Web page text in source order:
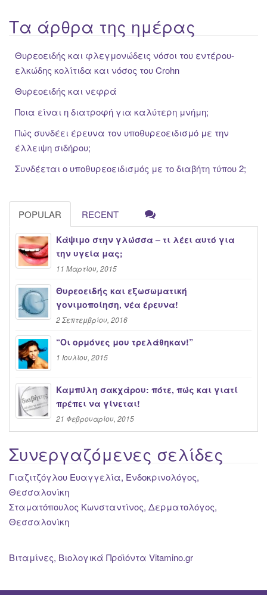
Τα άρθρα της ημέρας
Θυρεοειδής και φλεγμονώδεις νόσοι του εντέρου-
ελκώδης κολίτιδα και νόσος του Crohn
Θυρεοειδής και νεφρά
Ποια είναι η διατροφή για καλύτερη μνήμη;
Πώς συνδέει έρευνα τον υποθυρεοειδισμό με την
έλλειψη σιδήρου;
Συνδέεται ο υποθυρεοειδισμός με το διαβήτη τύπου 2;
POPULAR RECENT
Κάψιμο στην γλώσσα – τι λέει αυτό για
την υγεία μας;
11 Μαρτίου, 2015
Θυρεοειδής και εξωσωματική
γονιμοποίηση, νέα έρευνα!
2 Σεπτεμβρίου, 2016
“Oι ορμόνες μου τρελάθηκαν!”
1 Ιουλίου, 2015
Καμπύλη σακχάρου: πότε, πώς και γιατί
πρέπει να γίνεται!
21 Φεβρουαρίου, 2015
Συνεργαζόμενες σελίδες
Γιαζιτζόγλου Ευαγγελία, Ενδοκρινολόγος,
Θεσσαλονίκη
Σταματόπουλος Κωνσταντίνος, Δερματολόγος,
Θεσσαλονίκη
Βιταμίνες, Βιολογικά Προϊόντα Vitamino.gr